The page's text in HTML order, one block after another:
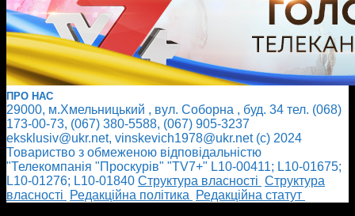
ПРО НАС
29000, м.Хмельницький , вул. Соборна , буд. 34 тел. (068)
173-00-73, (067) 380-5588, (067) 905-3237
eksklusiv@ukr.net, vinskevich1978@ukr.net (с) 2024
Товариство з обмеженою відповідальністю
"Телекомпанія "Проскурів" "TV7+" L10-00411; L10-01675;
L10-01276; L10-01840 Cтруктура власності Cтруктура
власності
Редакційна політика Редакційна статут